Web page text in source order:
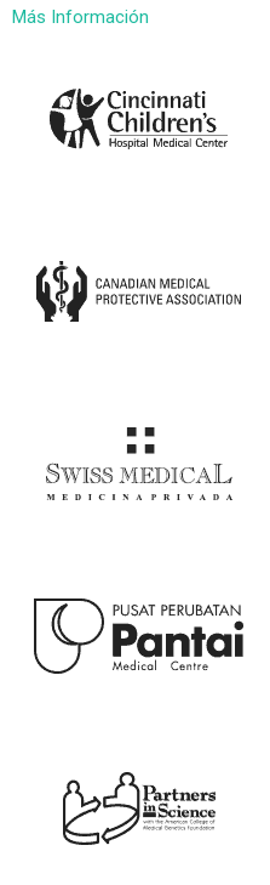
Más Información